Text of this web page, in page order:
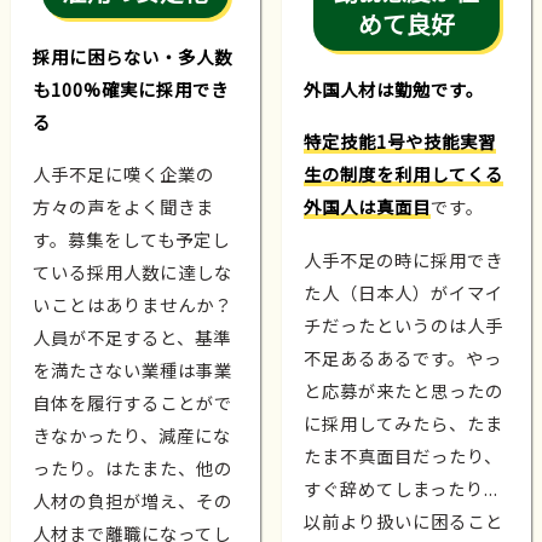
採用に困らない・多人数
も100%確実に採用でき
る
人手不足に嘆く企業の
方々の声をよく聞きま
す。募集をしても予定し
ている採用人数に達しな
いことはありませんか？
人員が不足すると、基準
を満たさない業種は事業
自体を履行することがで
きなかったり、減産にな
ったり。はたまた、他の
人材の負担が増え、その
人材まで離職になってし
めて良好
外国人材は勤勉です。
特定技能1号や技能実習
生の制度を利用してくる
外国人は真面目です。
人手不足の時に採用でき
た人（日本人）がイマイ
チだったというのは人手
不足あるあるです。やっ
と応募が来たと思ったの
に採用してみたら、たま
たま不真面目だったり、
すぐ辞めてしまったり...
以前より扱いに困ること